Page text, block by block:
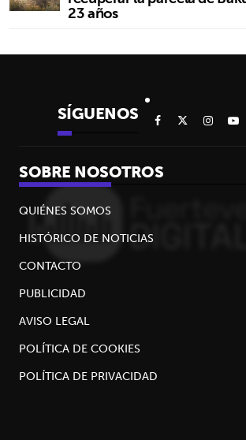
23 años
SÍGUENOS
SOBRE NOSOTROS
QUIÉNES SOMOS
HISTÓRICO DE NOTICIAS
CONTACTO
PUBLICIDAD
AVISO LEGAL
POLÍTICA DE COOKIES
POLÍTICA DE PRIVACIDAD